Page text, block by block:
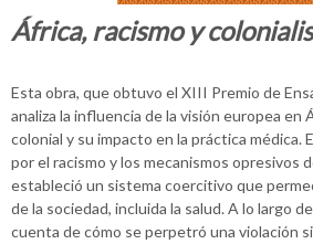
África, racismo y
Esta obra, que obtuvo el XIII Premio de
analiza la influencia de la visión europea en
colonial y su impacto en la práctica médica.
por el racismo y los mecanismos opresivos
estableció un sistema coercitivo que
de la sociedad, incluida la salud. A lo largo
cuenta de cómo se perpetró una violación